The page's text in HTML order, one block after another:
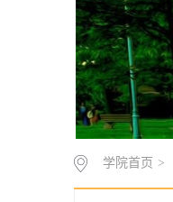
学院首页 >